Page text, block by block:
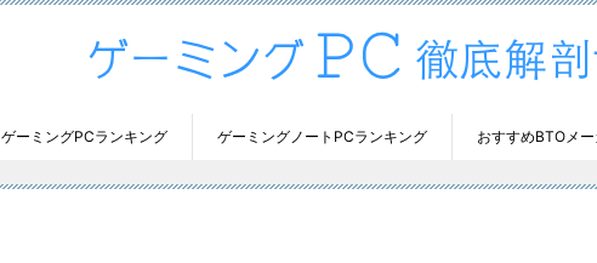
ゲーミングPCランキング ゲーミングノートPCランキング おすすめBTOメー